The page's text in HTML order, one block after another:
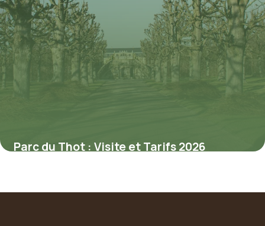
Parc du Thot : Visite et Tarifs 2026